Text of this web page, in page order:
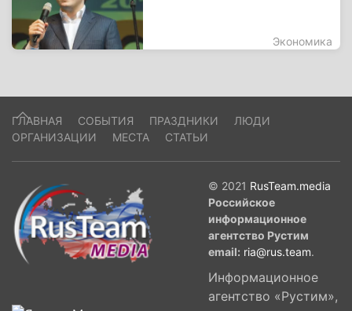
Экономика
ГЛАВНАЯ СОБЫТИЯ ПРАЗДНИКИ
ЛЮДИ
ОРГАНИЗАЦИИ
МЕСТА СТАТЬИ
© 2021 RusTeam.media
Российское
информационное
агентство Рустим
email: ria@rus.team.
Информационное
агентство «Рустим»,